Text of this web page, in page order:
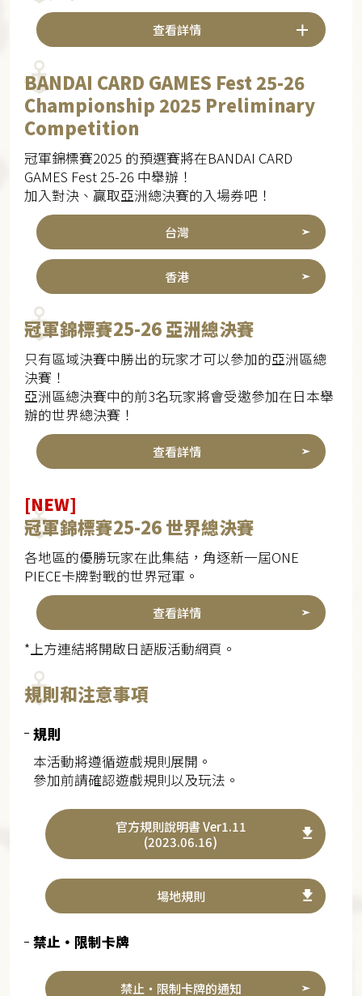
查看詳情
BANDAI CARD GAMES Fest 25-26
Championship 2025 Preliminary
Competition
冠軍錦標賽2025 的預選賽將在BANDAI CARD
GAMES Fest 25-26 中舉辦！
加入對決、贏取亞洲總決賽的入場券吧！
台灣
香港
冠軍錦標賽25-26 亞洲總決賽
只有區域決賽中勝出的玩家才可以參加的亞洲區總
決賽！
亞洲區總決賽中的前3名玩家將會受邀參加在日本舉
辦的世界總決賽！
查看詳情
[NEW]
冠軍錦標賽25-26 世界總決賽
各地區的優勝玩家在此集結，角逐新一屆ONE
PIECE卡牌對戰的世界冠軍。
查看詳情
*上方連結將開啟日語版活動網頁。
規則和注意事項
規則
本活動將遵循遊戲規則展開。
參加前請確認遊戲規則以及玩法。
官方規則說明書 Ver1.11
(2023.06.16)
場地規則
禁止・限制卡牌
禁止・限制卡牌的通知